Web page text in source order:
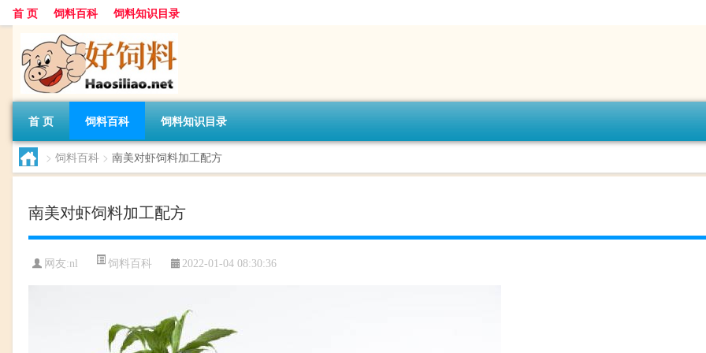
首 页 饲料百科 饲料知识目录
首 页 饲料百科 饲料知识目录
> 饲料百科 > 南美对虾饲料加工配方
南美对虾饲料加工配方
网友:nl 饲料百科 2022-01-04 08:30:36